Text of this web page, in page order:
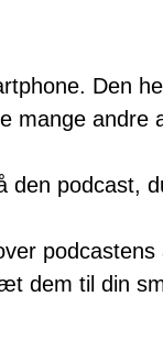
Den
mange andre
den podcast,
podcastens
dem til din